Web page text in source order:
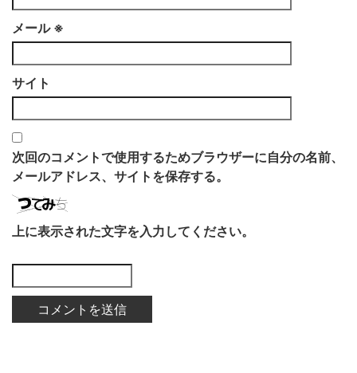
メール ※
サイト
次回のコメントで使用するためブラウザーに自分の名前、
メールアドレス、サイトを保存する。
上に表示された文字を入力してください。